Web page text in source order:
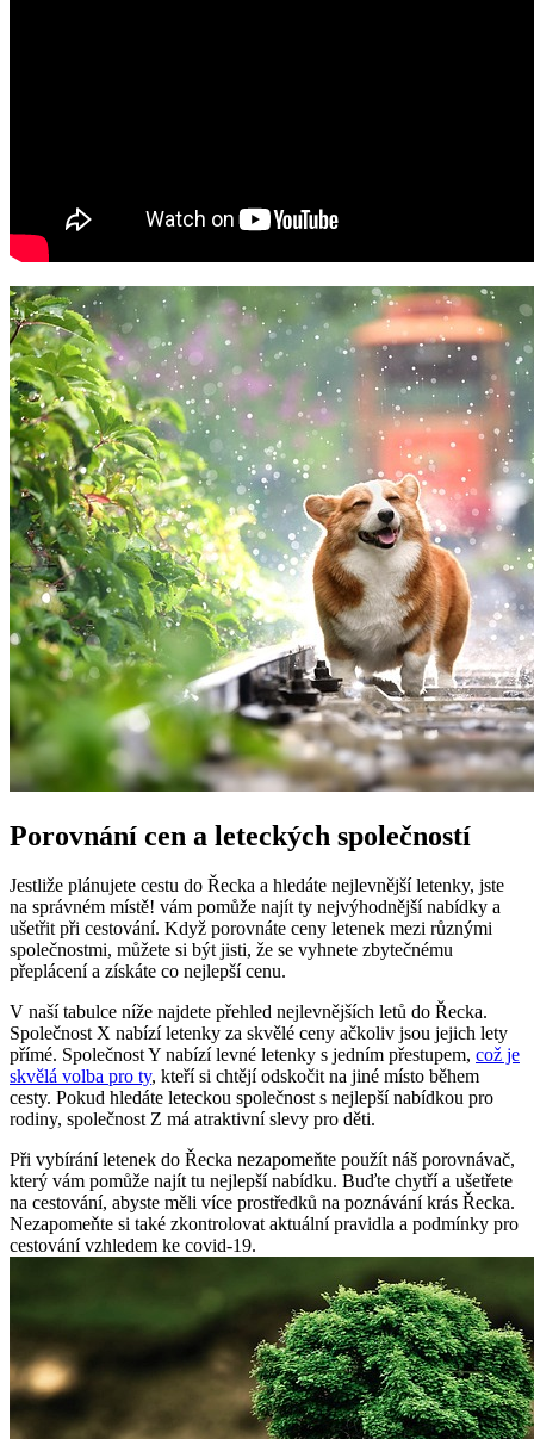
Porovnání cen a leteckých společností
Jestliže plánujete cestu do Řecka a hledáte nejlevnější letenky, jste
na správném místě! vám pomůže najít ty nejvýhodnější nabídky a
ušetřit při cestování. Když porovnáte ceny letenek mezi různými
společnostmi, můžete si být jisti, že se vyhnete zbytečnému
přeplácení a získáte co nejlepší cenu.
V naší tabulce níže najdete přehled nejlevnějších letů do Řecka.
Společnost X nabízí letenky za skvělé ceny ačkoliv jsou jejich lety
přímé. Společnost Y nabízí levné letenky s jedním přestupem, což je
skvělá volba pro ty, kteří si chtějí odskočit na jiné místo během
cesty. Pokud hledáte leteckou společnost s nejlepší nabídkou pro
rodiny, společnost Z má atraktivní slevy pro děti.
Při vybírání letenek do Řecka nezapomeňte použít náš porovnávač,
který vám pomůže najít tu nejlepší nabídku. Buďte chytří a ušetřete
na cestování, abyste měli více prostředků na poznávání krás Řecka.
Nezapomeňte si také zkontrolovat aktuální pravidla a podmínky pro
cestování vzhledem ke covid-19.